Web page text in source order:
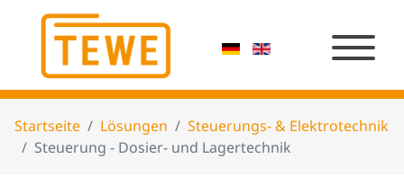
Startseite Lösungen
Steuerungs- & Elektrotechnik
Steuerung - Dosier- und Lagertechnik